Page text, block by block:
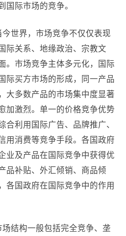
国际市场的竞争。
今世界，市场竞争不仅仅表现
际关系、地缘政治、宗教文
。市场竞争主体多元化，国际
际买方市场的形成，同一产品
大多数产品的市场集中度显著
加激烈。单一的价格竞争优势
合利用国际广告、品牌推广、
用消费等竞争手段。各国政府
业及产品在国际竞争中获得优
品补贴、外汇倾销、商品倾
各国政府在国际竞争中的作用
场结构一般包括完全竞争、垄